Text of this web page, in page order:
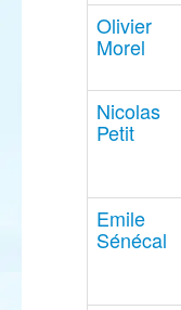
Olivier
Morel
Nicolas
Petit
Emile
Sénécal